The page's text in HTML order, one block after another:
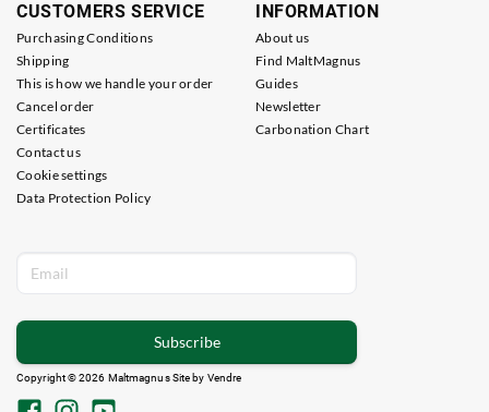
CUSTOMERS SERVICE
Purchasing Conditions
Shipping
This is how we handle your order
Cancel order
Certificates
Contact us
Cookie settings
Data Protection Policy
INFORMATION
About us
Find MaltMagnus
Guides
Newsletter
Carbonation Chart
Subscribe
Copyright © 2026 Maltmagnus Site by Vendre